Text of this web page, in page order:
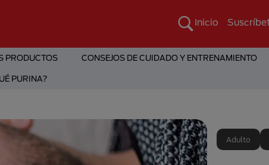
Inicio
PRODUCTOS CONSEJOS DE CUIDADO Y ENTRENAMIENTO
PURINA?
Adulto